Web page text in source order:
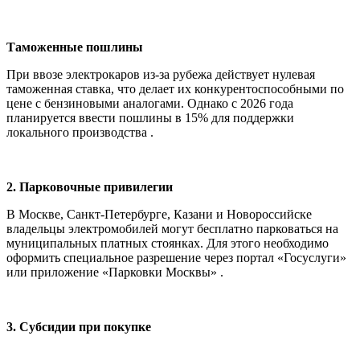
Таможенные пошлины
При ввозе электрокаров из-за рубежа действует нулевая
таможенная ставка, что делает их конкурентоспособными по
цене с бензиновыми аналогами. Однако с 2026 года
планируется ввести пошлины в 15% для поддержки
локального производства .
2. Парковочные привилегии
В Москве, Санкт-Петербурге, Казани и Новороссийске
владельцы электромобилей могут бесплатно парковаться на
муниципальных платных стоянках. Для этого необходимо
оформить специальное разрешение через портал «Госуслуги»
или приложение «Парковки Москвы» .
3. Субсидии при покупке